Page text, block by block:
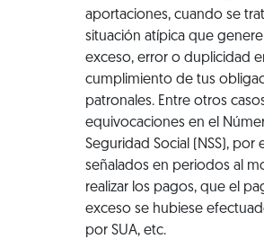
aportaciones, cuando se
situación atípica que
exceso, error o duplicidad
cumplimiento de tus
patronales. Entre otros
equivocaciones en el
Seguridad Social (NSS), por
señalados en periodos al
realizar los pagos, que el
exceso se hubiese
por SUA, etc.